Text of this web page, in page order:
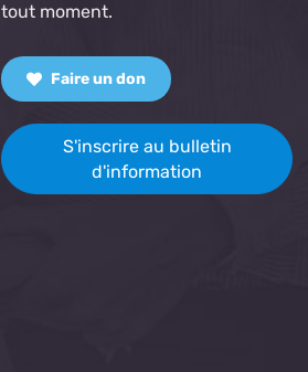
tout moment.
Faire un don
S'inscrire au bulletin
d'information